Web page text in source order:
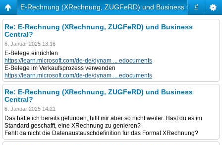
#
E-Rechnung (XRechnung, ZUGFeRD) und Business Central?
Re: E-Rechnung (XRechnung, ZUGFeRD) und Business
Central?
6. Januar 2025 13:16
E-Belege einrichten
https://learn.microsoft.com/de-de/dynam ... edocuments
E-Belege im Verkaufsprozess verwenden
https://learn.microsoft.com/de-de/dynam ... edocuments
Re: E-Rechnung (XRechnung, ZUGFeRD) und Business
Central?
6. Januar 2025 14:21
Das hatte ich bereits gefunden, hilft mir aber so nicht weiter. Hast du es im
Standard geschafft, eine XRechnung zu genieren?
Fehlt da nicht die Datenaustauschdefinition für das Format XRechnung?